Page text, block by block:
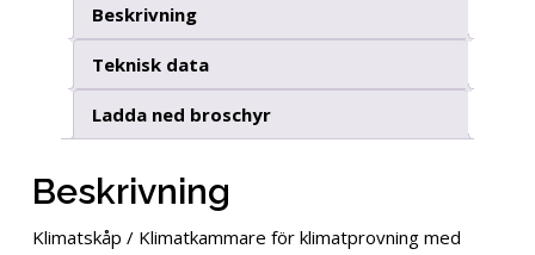
Beskrivning
Teknisk data
Ladda ned broschyr
Beskrivning
Klimatskåp / Klimatkammare för klimatprovning med